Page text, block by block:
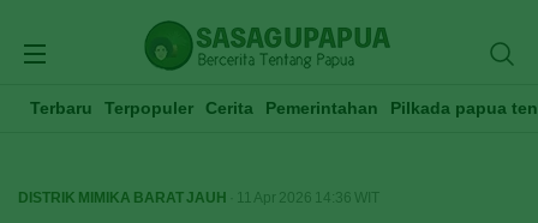
Terbaru Terpopuler Cerita Pemerintahan Pilkada papua
DISTRIK MIMIKA BARAT JAUH · 11 Apr 2026 14:36 WIT